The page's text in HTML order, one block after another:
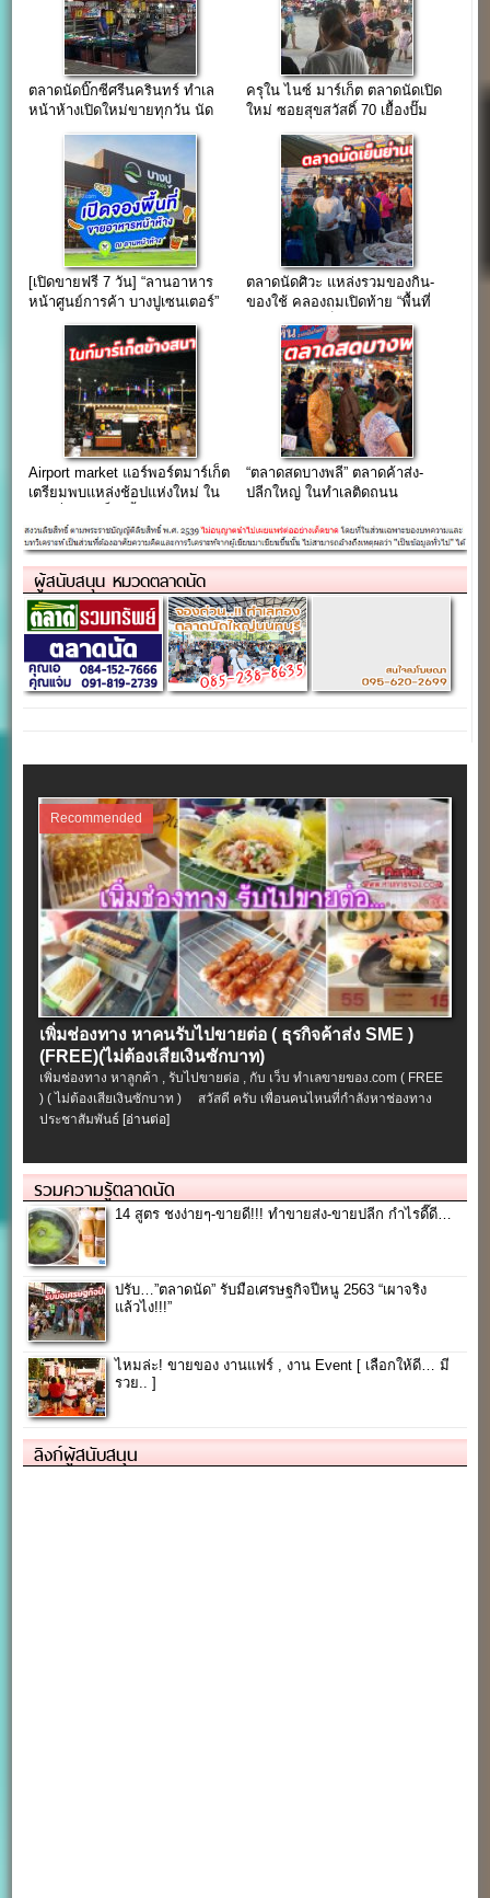
ตลาดนัดบิ๊กซีศรีนครินทร์ ทำเล
หน้าห้างเปิดใหม่ขายทุกวัน นัด
ครุใน ไนซ์ มาร์เก็ต ตลาดนัดเปิด
ใหม่ ซอยสุขสวัสดิ์ 70 เยื้องปั๊ม
[เปิดขายฟรี 7 วัน] “ลานอาหาร
หน้าศูนย์การค้า บางปูเซนเตอร์”
ตลาดนัดศิวะ แหล่งรวมของกิน-
ของใช้ คลองถมเปิดท้าย “พื้นที่
Airport market แอร์พอร์ตมาร์เก็ต
เตรียมพบแหล่งช้อปแห่งใหม่ ใน
“ตลาดสดบางพลี” ตลาดค้าส่ง-
ปลีกใหญ่ ในทำเลติดถนน
ผู้สนับสนุน หมวดตลาดนัด
Recommended
เพิ่มช่องทาง หาคนรับไปขายต่อ ( ธุรกิจค้าส่ง SME )
(FREE)(ไม่ต้องเสียเงินซักบาท)
เพิ่มช่องทาง หาลูกค้า , รับไปขายต่อ , กับ เว็บ ทำเลขายของ.com ( FREE
) ( ไม่ต้องเสียเงินซักบาท ) สวัสดี ครับ เพื่อนคนไหนที่กำลังหาช่องทาง
ประชาสัมพันธ์[อ่านต่อ]
รวมความรู้ตลาดนัด
14 สูตร ชงง่ายๆ-ขายดี!!! ทำขายส่ง-ขายปลีก กำไรดี๊ดี…
ปรับ…”ตลาดนัด” รับมือเศรษฐกิจปีหนู 2563 “เผาจริง
แล้วไง!!!”
ไหมล่ะ! ขายของ งานแฟร์ , งาน Event [ เลือกให้ดี… มี
รวย.. ]
ลิงก์ผู้สนับสนุน